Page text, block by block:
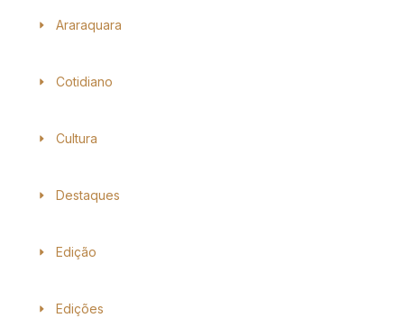
Araraquara
Cotidiano
Cultura
Destaques
Edição
Edições